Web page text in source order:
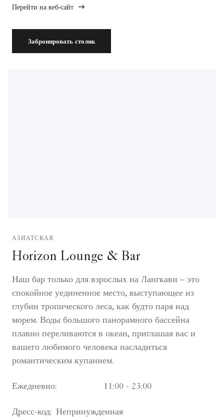
Перейти на веб-сайт
Забронировать столик
АЗИАТСКАЯ
Horizon Lounge & Bar
Наш бар только для взрослых на Лангкави – это
спокойное уединенное место, выступающее из
глубин тропического леса, как будто паря над
морем. Воды большого панорамного бассейна
плавно переливаются в океан, приглашая вас и
вашего любимого человека насладиться
романтическим купанием.
Ежедневно: 11:00 - 23:00
Дресс-код: Непринужденная